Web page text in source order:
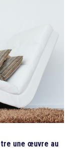
une œuvre au